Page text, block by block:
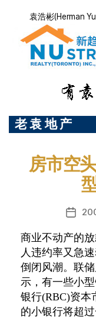
袁浩彬(Herman
老 袁 地 产
房市空
发
日
期
商业不动产的
人违约率又急
倒闭风潮。联
示，有一些小
银行(RBC)资本
的小银行将超过